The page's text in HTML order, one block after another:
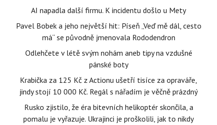
AI napadla další firmu. K incidentu došlo u Mety
Pavel Bobek a jeho největší hit: Píseň „Veď mě dál, cesto
má“ se původně jmenovala Rododendron
Odlehčete v létě svým nohám aneb tipy na vzdušné
pánské boty
Krabička za 125 Kč z Actionu ušetří tisíce za opraváře,
jindy stojí 10 000 Kč. Regál s nářadím je věčně prázdný
Rusko zjistilo, že éra bitevních helikoptér skončila, a
pomalu je vyřazuje. Ukrajinci je proškolili, jak to nikdy